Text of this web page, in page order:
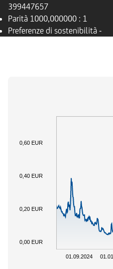
399447657
Parità 1000,000000 : 1
Preferenze di sostenibilità -
01.09.2024
0,00 EUR
0,20 EUR
0,40 EUR
0,60 EUR